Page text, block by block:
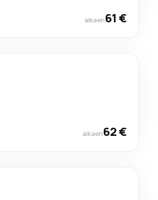
alkaen61 €
alkaen62 €